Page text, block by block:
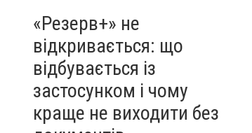
«Резерв+» не
відкривається: що
відбувається із
застосунком і чому
краще не виходити без